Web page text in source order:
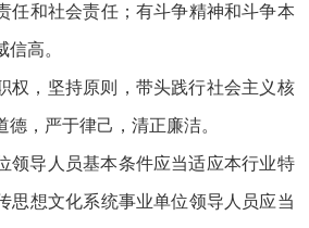
任和社会责任；有斗争精神和斗争本
高。
权，坚持原则，带头践行社会主义核
，严于律己，清正廉洁。
领导人员基本条件应当适应本行业特
思想文化系统事业单位领导人员应当